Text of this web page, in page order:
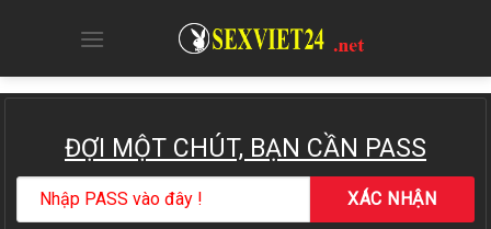
ĐỢI MỘT CHÚT, BẠN CẦN PASS